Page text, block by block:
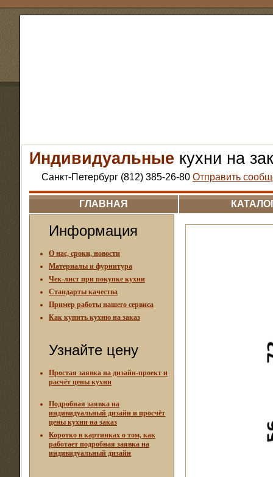
Индивидуальные кухни на
Санкт-Петербург (812) 385-26-80 Отправить
ГЛАВНАЯ
Информация
О нас, сроки, новости
Материалы и фурнитура
Чек-лист при покупке кухни
Стандарты качества
Пример работы нашего сервиса
Как купить кухню на заказ
Узнайте цену
Простая заявка на дизайн-проект и
расчёт цены кухни
Подробная заявка на
индивидуальный дизайн и просчёт
цены кухни на заказ
Коротко в картинках о том, как
работает подробная заявка на
индивидуальный дизайн